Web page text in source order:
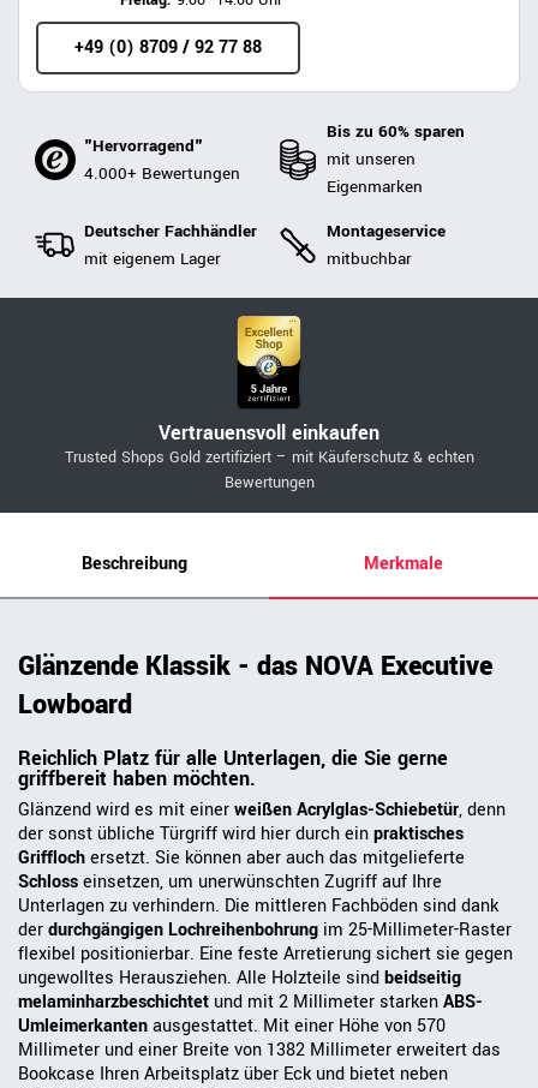
+49 (0) 8709 / 92 77 88
"Hervorragend"
4.000+ Bewertungen
Bis zu 60% sparen
mit unseren
Eigenmarken
Deutscher Fachhändler
mit eigenem Lager
Montageservice
mitbuchbar
Vertrauensvoll einkaufen
Trusted Shops Gold zertifiziert – mit Käuferschutz & echten
Bewertungen
Beschreibung Merkmale
Glänzende Klassik - das NOVA Executive
Lowboard
Reichlich Platz für alle Unterlagen, die Sie gerne
griffbereit haben möchten.
Glänzend wird es mit einerweißen Acrylglas-Schiebetür, denn
der sonst übliche Türgriff wird hier durch einpraktisches
Grifflochersetzt. Sie können aber auch das mitgelieferte
Schlosseinsetzen, um unerwünschten Zugriff auf Ihre
Unterlagen zu verhindern. Die mittleren Fachböden sind dank
derdurchgängigen Lochreihenbohrung im 25-Millimeter-Raster
flexibel positionierbar. Eine feste Arretierung sichert sie gegen
ungewolltes Herausziehen. Alle Holzteile sindbeidseitig
melaminharzbeschichtet und mit 2 Millimeter starkenABS-
Umleimerkantenausgestattet. Mit einer Höhe von 570
Millimeter und einer Breite von 1382 Millimeter erweitert das
Bookcase Ihren Arbeitsplatz über Eck und bietet neben